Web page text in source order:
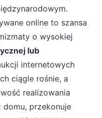
online to szansa
o wysokiej
lub
internetowych
ciągle rośnie, a
realizowania
przekonuje